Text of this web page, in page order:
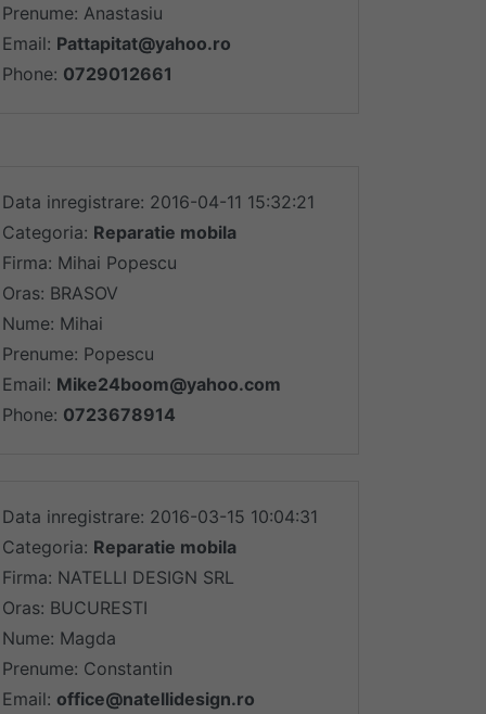
Prenume: Anastasiu
Email: Pattapitat@yahoo.ro
Phone: 0729012661
Data inregistrare: 2016-04-11 15:32:21
Categoria: Reparatie mobila
Firma: Mihai Popescu
Oras: BRASOV
Nume: Mihai
Prenume: Popescu
Email: Mike24boom@yahoo.com
Phone: 0723678914
Data inregistrare: 2016-03-15 10:04:31
Categoria: Reparatie mobila
Firma: NATELLI DESIGN SRL
Oras: BUCURESTI
Nume: Magda
Prenume: Constantin
Email: office@natellidesign.ro